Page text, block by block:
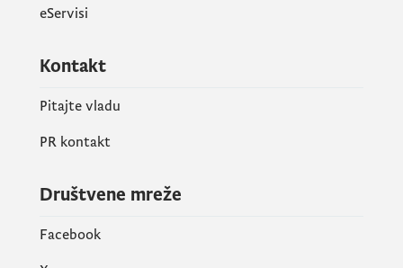
eServisi
Kontakt
Pitajte vladu
PR kontakt
Društvene mreže
Facebook